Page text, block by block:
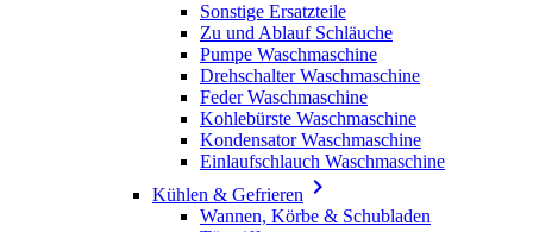
Sonstige Ersatzteile
Zu und Ablauf Schläuche
Pumpe Waschmaschine
Drehschalter Waschmaschine
Feder Waschmaschine
Kohlebürste Waschmaschine
Kondensator Waschmaschine
Einlaufschlauch Waschmaschine
Kühlen & Gefrieren 
Wannen, Körbe & Schubladen